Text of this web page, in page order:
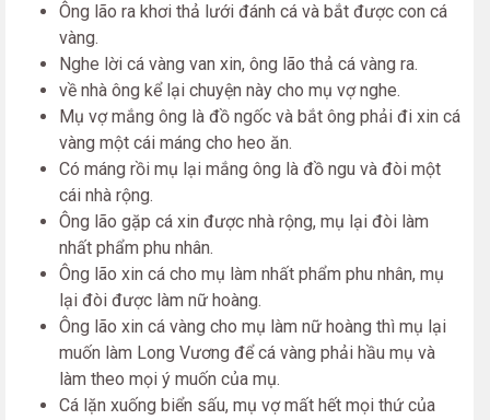
Ông lão ra khơi thả lưới đánh cá và bắt được con cá
vàng.
Nghe lời cá vàng van xin, ông lão thả cá vàng ra.
về nhà ông kể lại chuyện này cho mụ vợ nghe.
Mụ vợ mắng ông là đồ ngốc và bắt ông phải đi xin cá
vàng một cái máng cho heo ăn.
Có máng rồi mụ lại mắng ông là đồ ngu và đòi một
cái nhà rộng.
Ông lão gặp cá xin được nhà rộng, mụ lại đòi làm
nhất phẩm phu nhân.
Ông lão xin cá cho mụ làm nhất phẩm phu nhân, mụ
lại đòi được làm nữ hoàng.
Ông lão xin cá vàng cho mụ làm nữ hoàng thì mụ lại
muốn làm Long Vương để cá vàng phải hầu mụ và
làm theo mọi ý muốn của mụ.
Cá lặn xuống biển sấu, mụ vợ mất hết mọi thứ của